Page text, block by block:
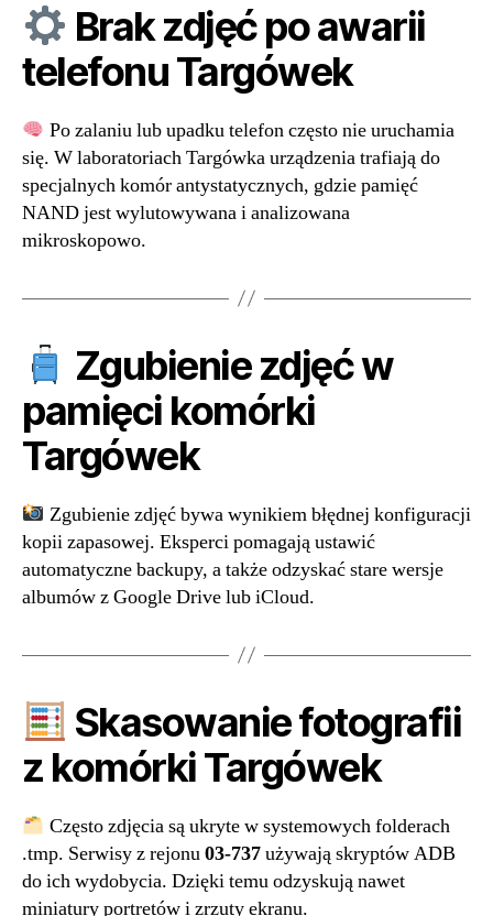
Brak zdjęć po awarii
telefonu Targówek
Po zalaniu lub upadku telefon często nie uruchamia
się. W laboratoriach Targówka urządzenia trafiają do
specjalnych komór antystatycznych, gdzie pamięć
NAND jest wylutowywana i analizowana
mikroskopowo.
Zgubienie zdjęć w
pamięci komórki
Targówek
Zgubienie zdjęć bywa wynikiem błędnej konfiguracji
kopii zapasowej. Eksperci pomagają ustawić
automatyczne backupy, a także odzyskać stare wersje
albumów z Google Drive lub iCloud.
Skasowanie fotografii
z komórki Targówek
Często zdjęcia są ukryte w systemowych folderach
.tmp. Serwisy z rejonu03-737używają skryptów ADB
do ich wydobycia. Dzięki temu odzyskują nawet
miniatury portretów i zrzuty ekranu.